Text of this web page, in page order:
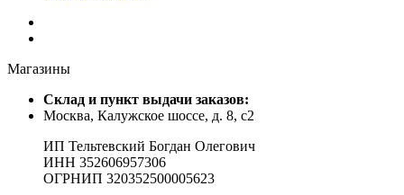
Магазины
Cклад и пункт выдачи заказов:
Москва, Калужское шоссе, д. 8, с2
ИП Тельтевский Богдан Олегович
ИНН 352606957306
ОГРНИП 320352500005623